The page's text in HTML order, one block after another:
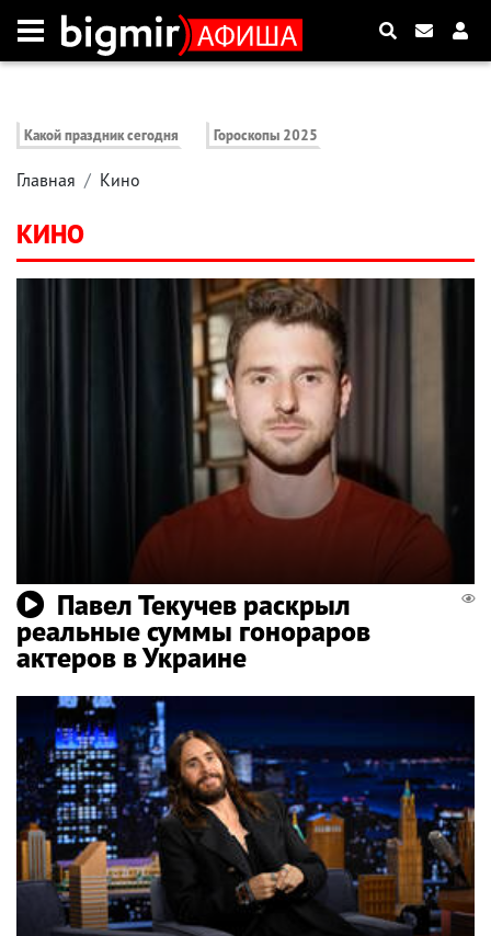
Какой праздник сегодня Гороскопы 2025
Главная Кино
КИНО
Павел Текучев раскрыл
реальные суммы гонораров
актеров в Украине